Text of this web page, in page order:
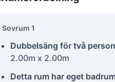
Sovrum 1
Dubbelsäng för två
2.00m x 2.00m
Detta rum har eget